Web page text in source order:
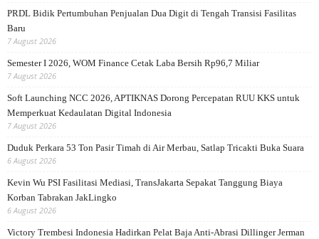
PRDL Bidik Pertumbuhan Penjualan Dua Digit di Tengah Transisi Fasilitas
Baru
7 August 2026
Semester I 2026, WOM Finance Cetak Laba Bersih Rp96,7 Miliar
7 August 2026
Soft Launching NCC 2026, APTIKNAS Dorong Percepatan RUU KKS untuk
Memperkuat Kedaulatan Digital Indonesia
7 August 2026
Duduk Perkara 53 Ton Pasir Timah di Air Merbau, Satlap Tricakti Buka Suara
6 August 2026
Kevin Wu PSI Fasilitasi Mediasi, TransJakarta Sepakat Tanggung Biaya
Korban Tabrakan JakLingko
6 August 2026
Victory Trembesi Indonesia Hadirkan Pelat Baja Anti-Abrasi Dillinger Jerman